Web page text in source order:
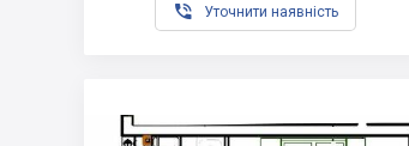
 Уточнити наявність